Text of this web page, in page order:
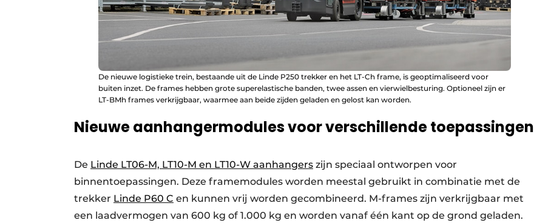
De nieuwe logistieke trein, bestaande uit de Linde P250 trekker en het LT-Ch frame, is geoptimaliseerd voor
buiten inzet. De frames hebben grote superelastische banden, twee assen en vierwielbesturing. Optioneel zijn er
LT-BMh frames verkrijgbaar, waarmee aan beide zijden geladen en gelost kan worden.
Nieuwe aanhangermodules voor verschillende toepassingen
De Linde LT06-M, LT10-M en LT10-W aanhangers zijn speciaal ontworpen voor
binnentoepassingen. Deze framemodules worden meestal gebruikt in combinatie met de
trekker Linde P60 C en kunnen vrij worden gecombineerd. M-frames zijn verkrijgbaar met
een laadvermogen van 600 kg of 1.000 kg en worden vanaf één kant op de grond geladen.